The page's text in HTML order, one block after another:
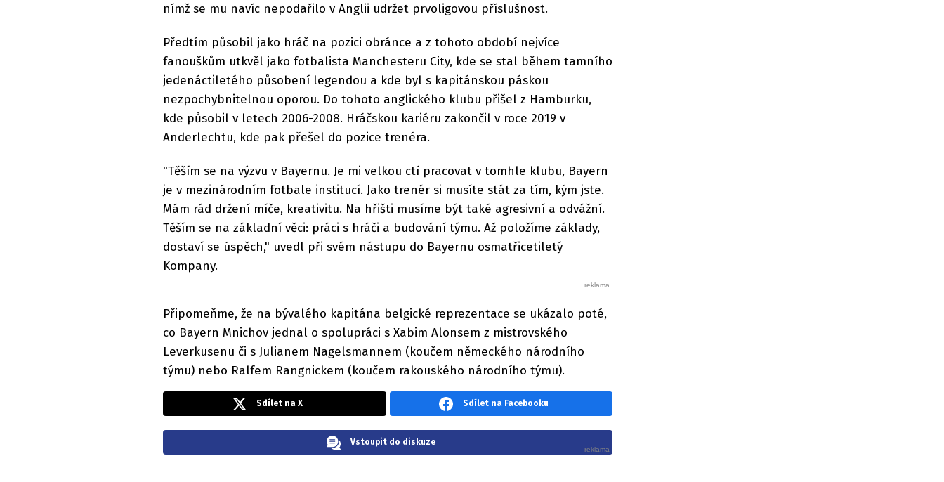
nímž se mu navíc nepodařilo v Anglii udržet prvoligovou příslušnost.
Předtím působil jako hráč na pozici obránce a z tohoto období nejvíce
fanouškům utkvěl jako fotbalista Manchesteru City, kde se stal během tamního
jedenáctiletého působení legendou a kde byl s kapitánskou páskou
nezpochybnitelnou oporou. Do tohoto anglického klubu přišel z Hamburku,
kde působil v letech 2006-2008. Hráčskou kariéru zakončil v roce 2019 v
Anderlechtu, kde pak přešel do pozice trenéra.
"Těším se na výzvu v Bayernu. Je mi velkou ctí pracovat v tomhle klubu, Bayern
je v mezinárodním fotbale institucí. Jako trenér si musíte stát za tím, kým jste.
Mám rád držení míče, kreativitu. Na hřišti musíme být také agresivní a odvážní.
Těším se na základní věci: práci s hráči a budování týmu. Až položíme základy,
dostaví se úspěch," uvedl při svém nástupu do Bayernu osmatřicetiletý
Kompany.
Připomeňme, že na bývalého kapitána belgické reprezentace se ukázalo poté,
co Bayern Mnichov jednal o spolupráci s Xabim Alonsem z mistrovského
Leverkusenu či s Julianem Nagelsmannem (koučem německého národního
týmu) nebo Ralfem Rangnickem (koučem rakouského národního týmu).
Sdílet na X Sdílet na Facebooku
Vstoupit do diskuze